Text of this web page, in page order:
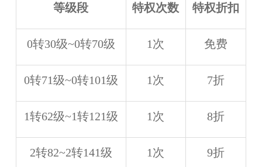
等级段 特权次数 特权折扣
0转30级~0转70级 1次 免费
0转71级~0转101级 1次 7折
1转62级~1转121级 1次 8折
2转82~2转141级 1次 9折